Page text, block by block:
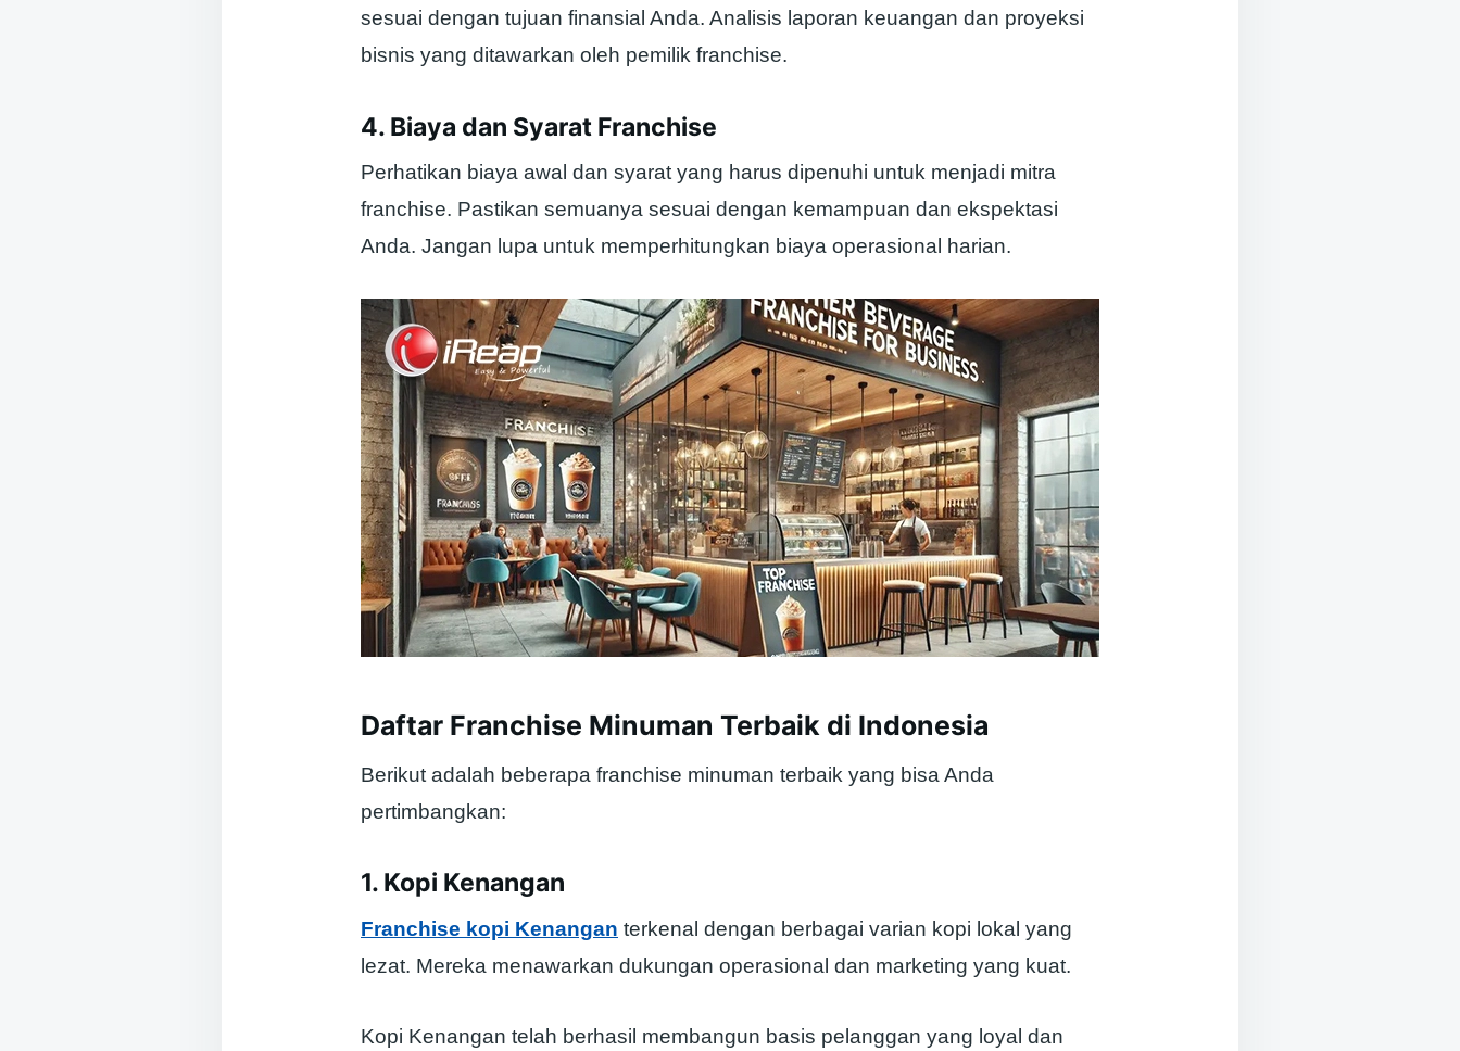
sesuai dengan tujuan finansial Anda. Analisis laporan keuangan dan proyeksi
bisnis yang ditawarkan oleh pemilik franchise.
4. Biaya dan Syarat Franchise
Perhatikan biaya awal dan syarat yang harus dipenuhi untuk menjadi mitra
franchise. Pastikan semuanya sesuai dengan kemampuan dan ekspektasi
Anda. Jangan lupa untuk memperhitungkan biaya operasional harian.
Daftar Franchise Minuman Terbaik di Indonesia
Berikut adalah beberapa franchise minuman terbaik yang bisa Anda
pertimbangkan:
1. Kopi Kenangan
Franchise kopi Kenangan terkenal dengan berbagai varian kopi lokal yang
lezat. Mereka menawarkan dukungan operasional dan marketing yang kuat.
Kopi Kenangan telah berhasil membangun basis pelanggan yang loyal dan